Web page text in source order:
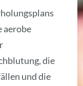
aerobe
die
und die